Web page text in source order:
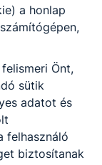
a honlap
Önt,
sütik
adatot és
felhasználó
biztosítanak